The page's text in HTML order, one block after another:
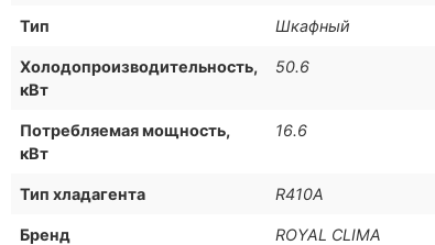
Тип Шкафный
Холодопроизводительность,
кВт
50.6
Потребляемая мощность,
кВт
16.6
Тип хладагента R410A
Бренд ROYAL CLIMA